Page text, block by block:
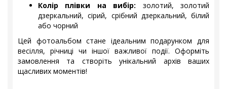
Колір плівки на вибір: золотий, золотий
дзеркальний, сірий, срібний дзеркальний, білий
або чорний
Цей фотоальбом стане ідеальним подарунком для
весілля, річниці чи іншої важливої події. Оформіть
замовлення та створіть унікальний архів ваших
щасливих моментів!